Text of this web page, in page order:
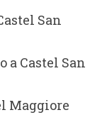
San
Castel San
Maggiore